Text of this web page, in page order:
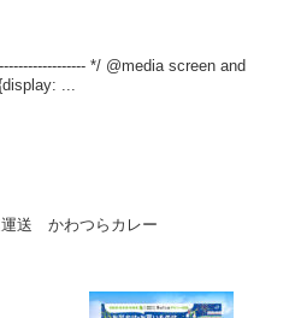
*/ @media screen and
...
運送 かわつらカレー